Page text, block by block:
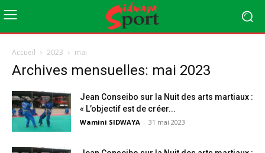
Accueil 2023 mai
Archives mensuelles: mai 2023
Jean Conseibo sur la Nuit des arts martiaux :
« L’objectif est de créer...
Wamini SIDWAYA - 31 mai 2023